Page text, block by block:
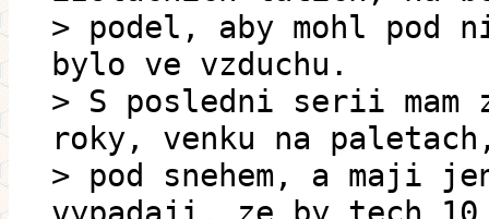
> podel, aby mohl pod
bylo ve vzduchu.
> S posledni serii mam
roky, venku na
> pod snehem, a maji